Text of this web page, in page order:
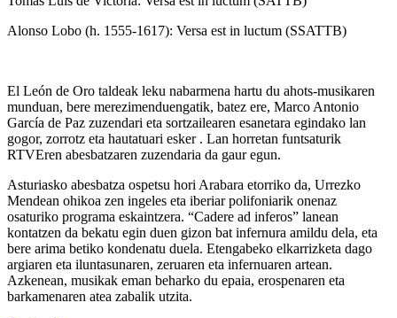
Alonso Lobo (h. 1555-1617): Versa est in luctum (SSATTB)
El León de Oro taldeak leku nabarmena hartu du ahots-musikaren
munduan, bere merezimenduengatik, batez ere, Marco Antonio
García de Paz zuzendari eta sortzailearen esanetara egindako lan
gogor, zorrotz eta hautatuari esker . Lan horretan funtsaturik
RTVEren abesbatzaren zuzendaria da gaur egun.
Asturiasko abesbatza ospetsu hori Arabara etorriko da, Urrezko
Mendean ohikoa zen ingeles eta iberiar polifoniarik onenaz
osaturiko programa eskaintzera. “Cadere ad inferos” lanean
kontatzen da bekatu egin duen gizon bat infernura amildu dela, eta
bere arima betiko kondenatu duela. Etengabeko elkarrizketa dago
argiaren eta iluntasunaren, zeruaren eta infernuaren artean.
Azkenean, musikak eman beharko du epaia, erospenaren eta
barkamenaren atea zabalik utzita.